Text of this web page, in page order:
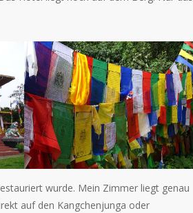
wurde. Mein Zimmer liegt genau
auf den Kangchenjunga oder